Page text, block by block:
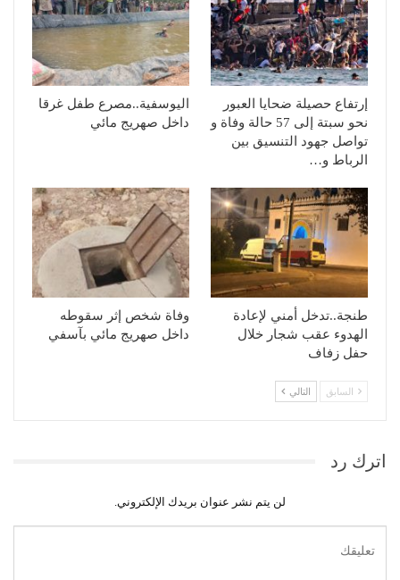
إرتفاع حصيلة ضحايا العبور
نحو سبتة إلى 57 حالة وفاة و
تواصل جهود التنسيق بين
الرباط و…
اليوسفية..مصرع طفل غرقا
داخل صهريج مائي
طنجة..تدخل أمني لإعادة
الهدوء عقب شجار خلال
حفل زفاف
وفاة شخص إثر سقوطه
داخل صهريج مائي بآسفي
السابق التالي
اترك رد
لن يتم نشر عنوان بريدك الإلكتروني.